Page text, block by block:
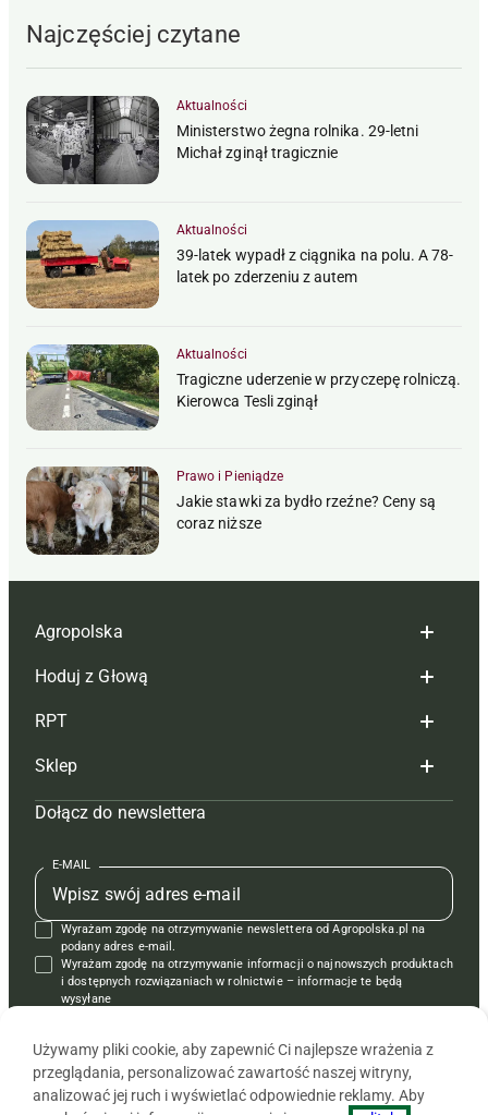
Najczęściej czytane
Aktualności
Ministerstwo żegna rolnika. 29-letni
Michał zginął tragicznie
Aktualności
39-latek wypadł z ciągnika na polu. A 78-
latek po zderzeniu z autem
Aktualności
Tragiczne uderzenie w przyczepę rolniczą.
Kierowca Tesli zginął
Prawo i Pieniądze
Jakie stawki za bydło rzeźne? Ceny są
coraz niższe
Agropolska
Redakcja
Reklama
Tagi
Mapa serwisu
Kontakt
Regulamin
Polityka prywatności
Hoduj z Głową
Hoduj z głową bydło
Hoduj z głową świnie
Prenumerata
Redakcja
Kontakt
Reklama
RPT
Redakcja
Prenumerata
Reklama
Kontakt
Krzyżówki
Sklep
Czasopisma i prenumerata
Książki
Regulamin
Dołącz do newslettera
E-MAIL
Wyrażam zgodę na otrzymywanie newslettera od Agropolska.pl na
podany adres e-mail.
Wyrażam zgodę na otrzymywanie informacji o najnowszych produktach
i dostępnych rozwiązaniach w rolnictwie – informacje te będą
wysyłane
Używamy pliki cookie, aby zapewnić Ci najlepsze wrażenia z
przeglądania, personalizować zawartość naszej witryny,
analizować jej ruch i wyświetlać odpowiednie reklamy. Aby